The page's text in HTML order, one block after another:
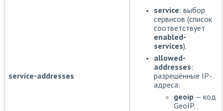
service-addresses
service: выбор
сервисов (список
соответствует
enabled-
services).
allowed-
addresses:
разрешённые IP-
адреса:
geoip — код
GeoIP.